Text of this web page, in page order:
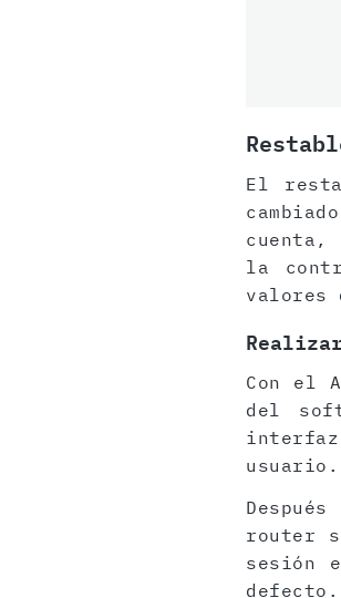
El
cuenta,
la
valores
Con el
del
usuario.
router
sesión
defecto.